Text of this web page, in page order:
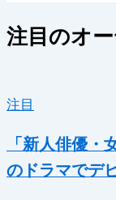
注目のオ
注目
「新人俳優
のドラマでデ